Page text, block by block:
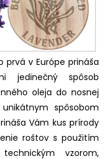
prvá v Európe prináša
jedinečný spôsob
oleja do nosnej
spôsobom
Vám kus prírody
roštov s použitím
vzorom,